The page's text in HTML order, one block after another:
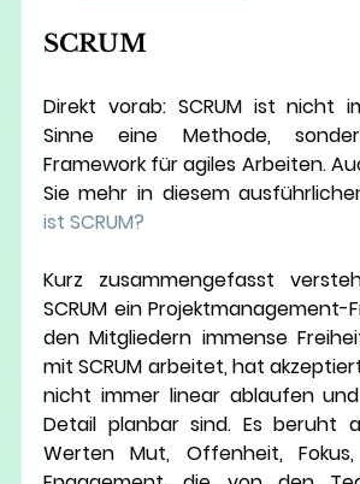
SCRUM
Direkt vorab: SCRUM ist nicht
Sinne eine Methode,
Framework für agiles Arbeiten.
Sie mehr in diesem
ist SCRUM?
Kurz zusammengefasst
SCRUM ein Projektmanagement-
den Mitgliedern immense
mit SCRUM arbeitet, hat
nicht immer linear ablaufen
Detail planbar sind. Es beruht
Werten Mut, Offenheit,